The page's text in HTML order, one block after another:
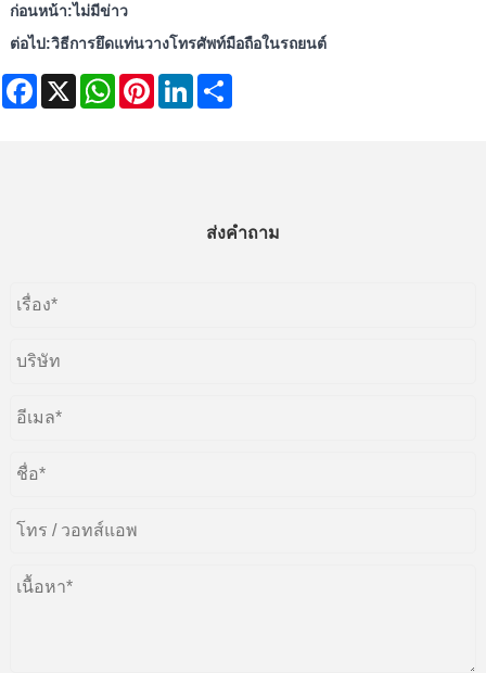
ก่อนหน้า:ไม่มีข่าว
ต่อไป:วิธีการยึดแท่นวางโทรศัพท์มือถือในรถยนต์
Facebook
X WhatsAppPinterestLinkedIn
ส่งคำถาม